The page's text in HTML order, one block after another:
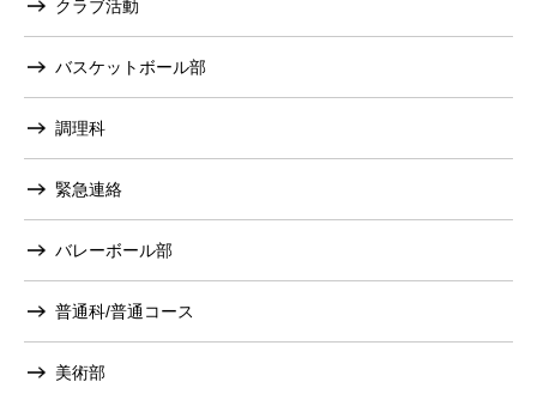
クラブ活動
バスケットボール部
調理科
緊急連絡
バレーボール部
普通科/普通コース
美術部